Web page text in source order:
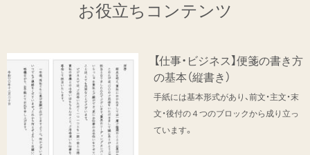
お役立ちコンテンツ
【仕事・ビジネス】便箋の書き方
の基本（縦書き）
手紙には基本形式があり、前文・主文・末
文・後付の４つのブロックから成り立っ
ています。